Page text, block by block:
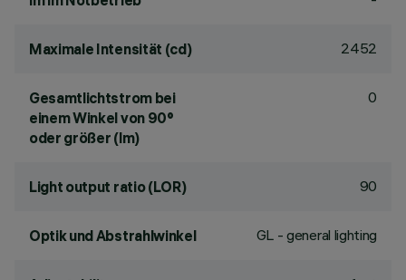
Maximale Intensität (cd) 2452
Gesamtlichtstrom bei
einem Winkel von 90°
oder größer (lm)
0
Light output ratio (LOR) 90
Optik und Abstrahlwinkel GL - general lighting